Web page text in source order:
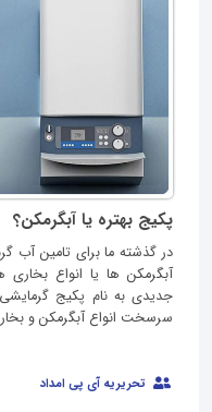
پکیج بهتره یا آبگرمکن؟
در گذشته ما برای تامین آب
آبگرمکن ها یا انواع
جدیدی به نام پکیج
سرسخت انواع آبگرمکن و
تحریریه آی پی امداد